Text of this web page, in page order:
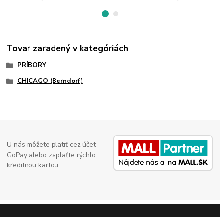
Tovar zaradený v kategóriách
PRÍBORY
CHICAGO (Berndorf)
U nás môžete platiť cez účet
GoPay alebo zaplaťte rýchlo
kreditnou kartou.